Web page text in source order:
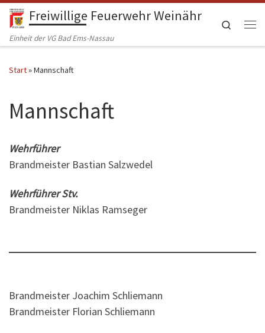
Zum Inhalt springen
Freiwillige Feuerwehr Weinähr
Einheit der VG Bad Ems-Nassau
Search
Start»Mannschaft
Mannschaft
Wehrführer
Brandmeister Bastian Salzwedel
Wehrführer Stv.
Brandmeister Niklas Ramseger
Brandmeister Joachim Schliemann
Brandmeister Florian Schliemann